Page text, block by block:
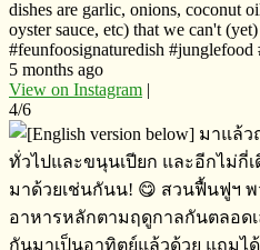
dishes are garlic, onions, coconut
oyster sauce, etc) that we can't
#feunfoosignaturedish
5 months ago
View on Instagram |
4/6